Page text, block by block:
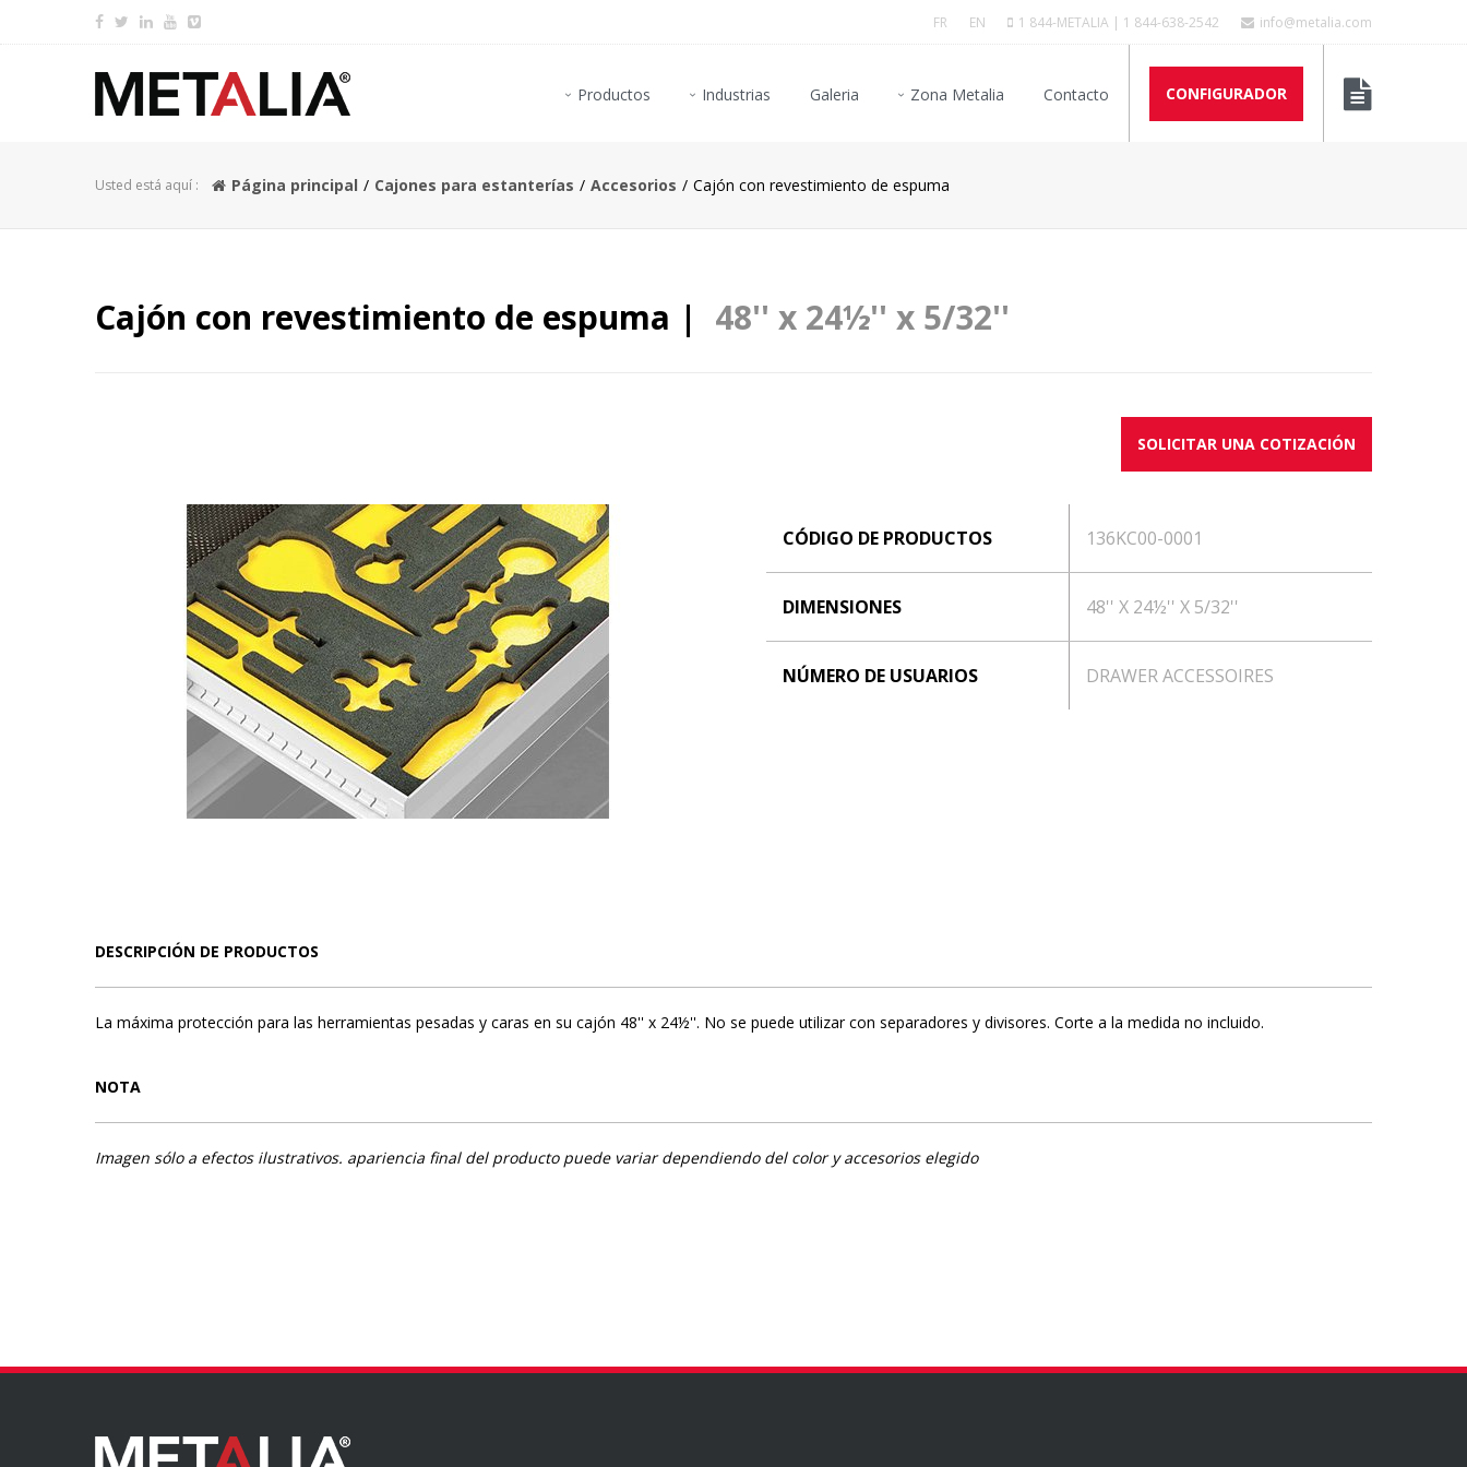
FR EN 1 844-METALIA | 1 844-638-2542 info@metalia.com
Productos Industrias Galeria Zona Metalia Contacto CONFIGURADOR
Usted está aquí : Página principal Cajones para estanterías Accesorios Cajón con revestimiento de espuma
Cajón con revestimiento de espuma | 48'' x 24½'' x 5/32''
SOLICITAR UNA COTIZACIÓN
CÓDIGO DE PRODUCTOS 136KC00-0001
DIMENSIONES 48'' X 24½'' X 5/32''
NÚMERO DE USUARIOS DRAWER ACCESSOIRES
DESCRIPCIÓN DE PRODUCTOS
La máxima protección para las herramientas pesadas y caras en su cajón 48'' x 24½''. No se puede utilizar con separadores y divisores. Corte a la medida no incluido.
NOTA
Imagen sólo a efectos ilustrativos. apariencia final del producto puede variar dependiendo del color y accesorios elegido